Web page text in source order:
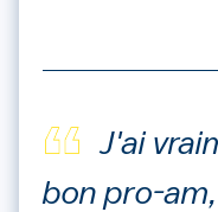
J'ai
bon pro-